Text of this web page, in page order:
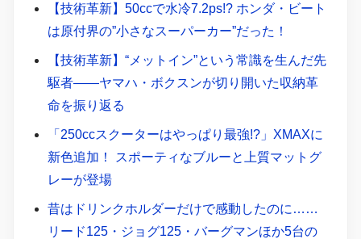
【技術革新】50ccで水冷7.2ps!? ホンダ・ビート
は原付界の”小さなスーパーカー”だった！
【技術革新】“メットイン”という常識を生んだ先
駆者――ヤマハ・ボクスンが切り開いた収納革
命を振り返る
「250ccスクーターはやっぱり最強!?」XMAXに
新色追加！ スポーティなブルーと上質マットグ
レーが登場
昔はドリンクホルダーだけで感動したのに……
リード125・ジョグ125・バーグマンほか5台の